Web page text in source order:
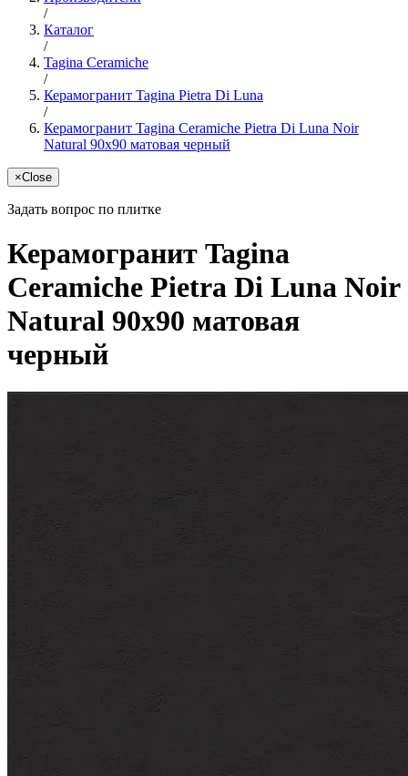
/
Каталог
/
Tagina Ceramiche
/
Керамогранит Tagina Pietra Di Luna
/
Керамогранит Tagina Ceramiche Pietra Di Luna Noir
Natural 90x90 матовая черный
×Close
Задать вопрос по плитке
Керамогранит Tagina
Ceramiche Pietra Di Luna Noir
Natural 90x90 матовая
черный